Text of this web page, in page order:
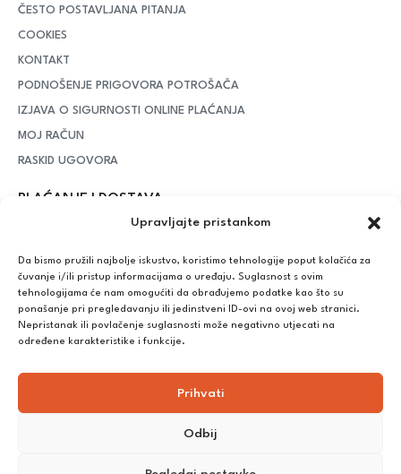
Upravljajte pristankom
Da bismo pružili najbolje iskustvo, koristimo tehnologije poput kolačića za
čuvanje i/ili pristup informacijama o uređaju. Suglasnost s ovim
tehnologijama će nam omogućiti da obrađujemo podatke kao što su
ponašanje pri pregledavanju ili jedinstveni ID-ovi na ovoj web stranici.
Nepristanak ili povlačenje suglasnosti može negativno utjecati na
određene karakteristike i funkcije.
Prihvati
Odbij
ČESTO POSTAVLJANA PITANJA
COOKIES
KONTAKT
PODNOŠENJE PRIGOVORA POTROŠAČA
IZJAVA O SIGURNOSTI ONLINE PLAĆANJA
MOJ RAČUN
RASKID UGOVORA
PLAĆANJE I DOSTAVA
– iznad potrošenih 55 eura dostava je
Plaćanje:
Bankovna transakcija, plaćanje prilikom preuzimanja, CorvusPay